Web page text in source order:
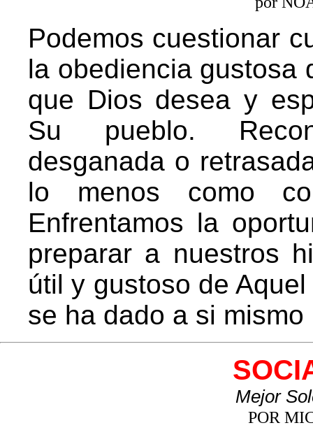
Podemos cuestionar
la obediencia gustosa
que Dios desea y
Su pueblo.
desganada o
lo menos como
Enfrentamos la
preparar a nuestros
útil y gustoso de
se ha dado a si
Mejor
POR